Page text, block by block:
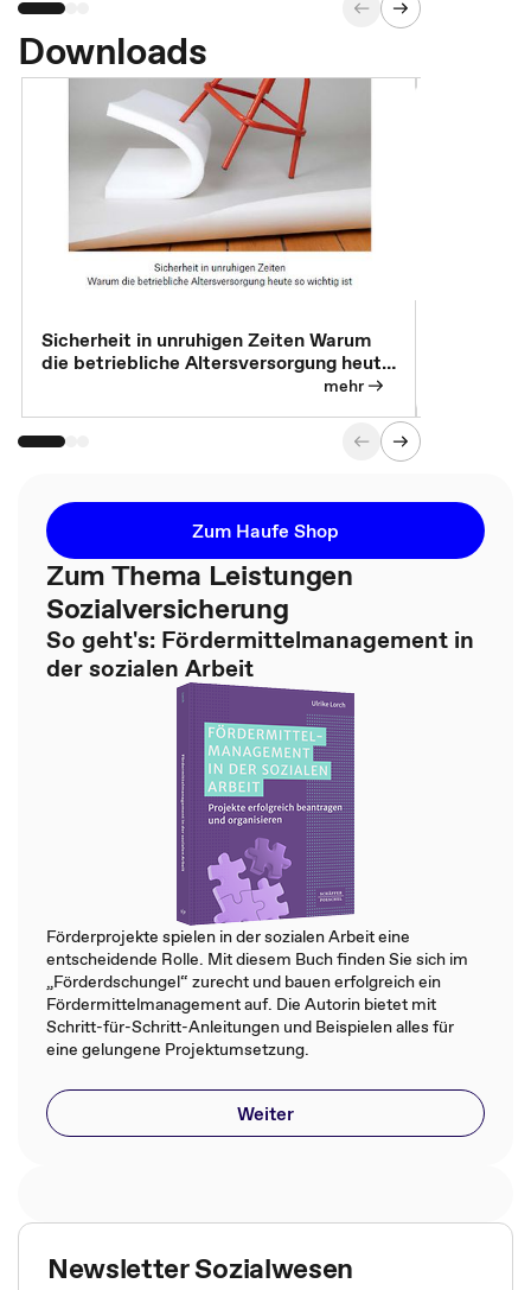
Downloads
Sicherheit in unruhigen Zeiten Warum
die betriebliche Altersversorgung heute
mehr
Zum Haufe Shop
Zum Thema Leistungen
Sozialversicherung
So geht's: Fördermittelmanagement in
der sozialen Arbeit
Förderprojekte spielen in der sozialen Arbeit eine
entscheidende Rolle. Mit diesem Buch finden Sie sich im
„Förderdschungel“ zurecht und bauen erfolgreich ein
Fördermittelmanagement auf. Die Autorin bietet mit
Schritt-für-Schritt-Anleitungen und Beispielen alles für
eine gelungene Projektumsetzung.
Weiter
Newsletter Sozialwesen